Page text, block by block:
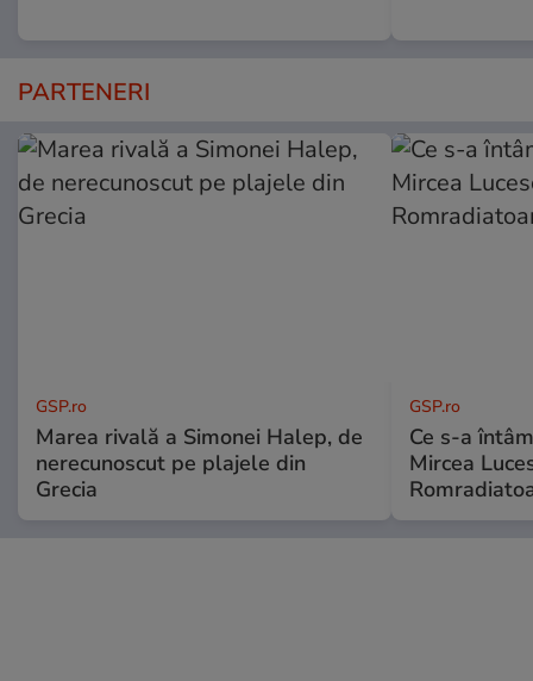
PARTENERI
GSP.ro
Marea rivală a Simonei Halep, de
nerecunoscut pe plajele din
Grecia
GSP.ro
Ce s-a
Mircea